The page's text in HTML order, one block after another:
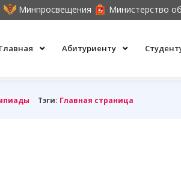
Минпросвещения Министерство
Главная Абитуриенту
Тэги: Главная страница